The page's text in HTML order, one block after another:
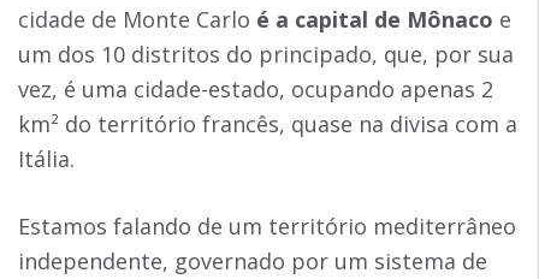
cidade de Monte Carlo é a capital de Mônaco e
um dos 10 distritos do principado, que, por sua
vez, é uma cidade-estado, ocupando apenas 2
km² do território francês, quase na divisa com a
Itália.
Estamos falando de um território mediterrâneo
independente, governado por um sistema de